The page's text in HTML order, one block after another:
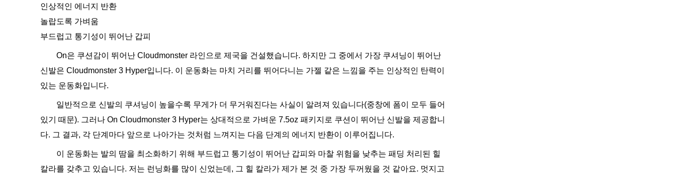
인상적인 에너지 반환
놀랍도록 가벼움
부드럽고 통기성이 뛰어난 갑피
On은 쿠션감이 뛰어난 Cloudmonster 라인으로 제국을 건설했습니다. 하지만 그 중에서 가장 쿠셔닝이 뛰어난
신발은 Cloudmonster 3 Hyper입니다. 이 운동화는 마치 거리를 뛰어다니는 가젤 같은 느낌을 주는 인상적인 탄력이
있는 운동화입니다.
일반적으로 신발의 쿠셔닝이 높을수록 무게가 더 무거워진다는 사실이 알려져 있습니다(중창에 폼이 모두 들어
있기 때문). 그러나 On Cloudmonster 3 Hyper는 상대적으로 가벼운 7.5oz 패키지로 쿠션이 뛰어난 신발을 제공합니
다. 그 결과, 각 단계마다 앞으로 나아가는 것처럼 느껴지는 다음 단계의 에너지 반환이 이루어집니다.
이 운동화는 발의 땀을 최소화하기 위해 부드럽고 통기성이 뛰어난 갑피와 마찰 위험을 낮추는 패딩 처리된 힐
칼라를 갖추고 있습니다. 저는 런닝화를 많이 신었는데, 그 힐 칼라가 제가 본 것 중 가장 두꺼웠을 것 같아요. 멋지고